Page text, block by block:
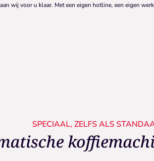
​​wij voor u klaar. Met een eigen hotline, een eigen
SPECIAAL, ZELFS ALS